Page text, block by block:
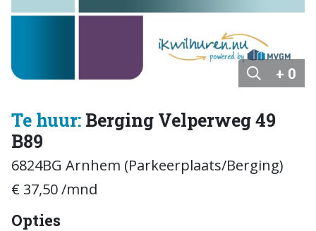
+ 0
Te huur: Berging Velperweg 49
B89
6824BG Arnhem (Parkeerplaats/Berging)
€ 37,50 /mnd
Opties